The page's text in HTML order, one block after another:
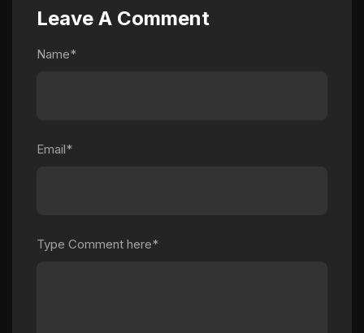
Leave A Comment
Name*
Email*
Type Comment here*